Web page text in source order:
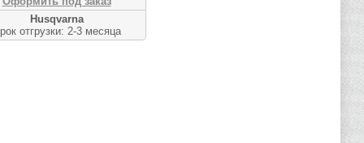
Husqvarna
отгрузки: 2-3 месяца